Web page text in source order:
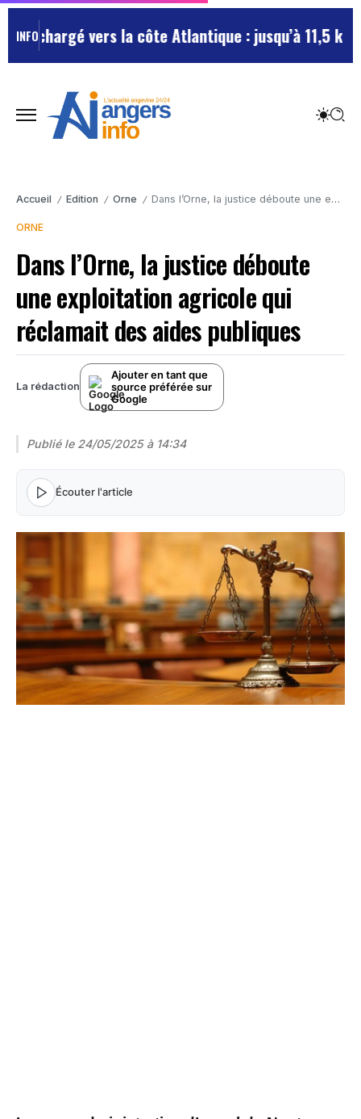
INFO
chargé vers la côte Atlantique : jusqu’à 11,5 km de
Accueil / Edition / Orne / Dans l’Orne, la justice déboute une exploitation agricole qui réclamait des aides publiques
ORNE
Dans l’Orne, la justice déboute
une exploitation agricole qui
réclamait des aides publiques
La rédaction
Ajouter en tant que
source préférée sur
Google
Publié le 24/05/2025 à 14:34
Écouter l'article